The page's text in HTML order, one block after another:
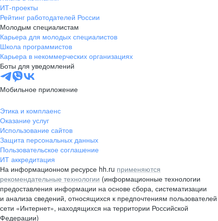
ИТ-проекты
Рейтинг работодателей России
Молодым специалистам
Карьера для молодых специалистов
Школа программистов
Карьера в некоммерческих организациях
Боты для уведомлений
Мобильное приложение
Этика и комплаенс
Оказание услуг
Использование сайтов
Защита персональных данных
Пользовательское соглашение
ИТ аккредитация
На информационном ресурсе hh.ru применяются
рекомендательные технологии (информационные технологии
предоставления информации на основе сбора, систематизации
и анализа сведений, относящихся к предпочтениям пользователей
сети «Интернет», находящихся на территории Российской
Федерации)